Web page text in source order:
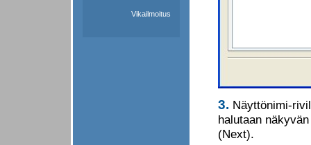
Vikailmoitus
3. Näyttönimi-
halutaan
(Next).